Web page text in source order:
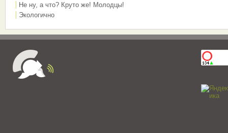
Не ну, а что? Круто же! Молодцы!
Экологично